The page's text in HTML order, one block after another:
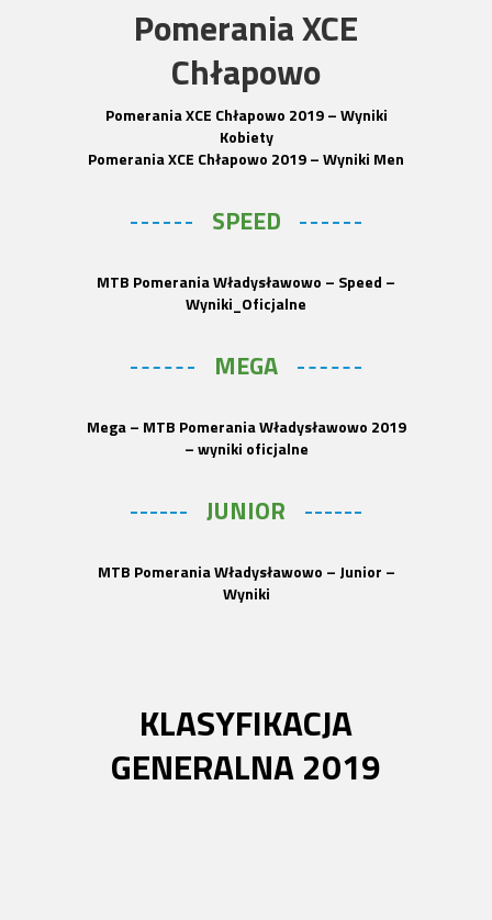
Pomerania XCE
Chłapowo
Pomerania XCE Chłapowo 2019 – Wyniki
Kobiety
Pomerania XCE Chłapowo 2019 – Wyniki Men
SPEED
MTB Pomerania Władysławowo – Speed –
Wyniki_Oficjalne
MEGA
Mega – MTB Pomerania Władysławowo 2019
– wyniki oficjalne
JUNIOR
MTB Pomerania Władysławowo – Junior –
Wyniki
KLASYFIKACJA
GENERALNA 2019